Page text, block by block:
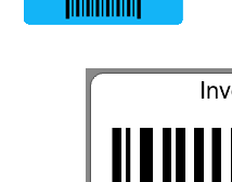
Bildergalerie